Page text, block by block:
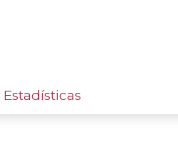
Estadísticas